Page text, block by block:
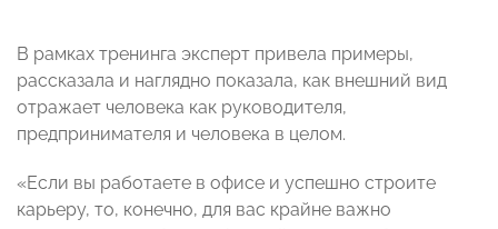
В рамках тренинга эксперт привела примеры,
рассказала и наглядно показала, как внешний вид
отражает человека как руководителя,
предпринимателя и человека в целом.
«Если вы работаете в офисе и успешно строите
карьеру, то, конечно, для вас крайне важно